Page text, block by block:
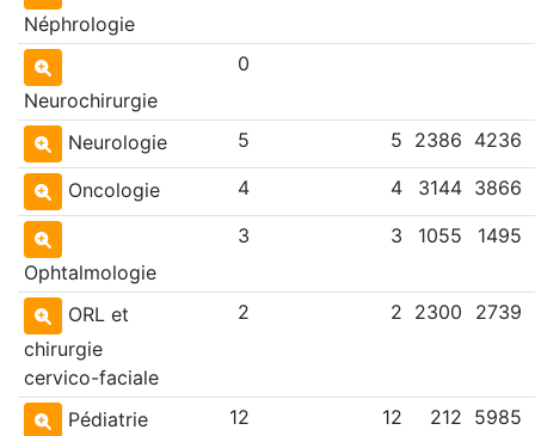
Néphrologie
Neurochirurgie
0
Neurologie 5 5 2386 4236
Oncologie 4 4 3144 3866
Ophtalmologie
3 3 1055 1495
ORL et
chirurgie
cervico-faciale
2 2 2300 2739
Pédiatrie 12 12 212 5985